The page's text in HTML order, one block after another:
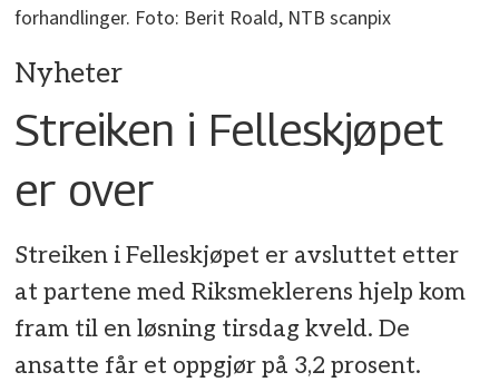
forhandlinger. Foto: Berit Roald, NTB scanpix
Nyheter
Streiken i Felleskjøpet
er over
Streiken i Felleskjøpet er avsluttet etter
at partene med Riksmeklerens hjelp kom
fram til en løsning tirsdag kveld. De
ansatte får et oppgjør på 3,2 prosent.